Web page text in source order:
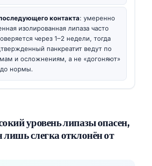
контакта: умеренно
изолированная липаза часто
через 1–2 недели, тогда
панкреатит ведут по
и осложнениям, а не «догоняют»
до нормы.
уровень липазы опасен,
лишь слегка отклонён от